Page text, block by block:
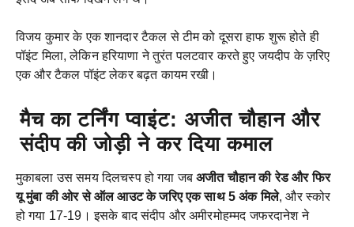
विजय कुमार के एक शानदार टैकल से टीम को दूसरा हाफ शुरू होते ही
पॉइंट मिला, लेकिन हरियाणा ने तुरंत पलटवार करते हुए जयदीप के ज़रिए
एक और टैकल पॉइंट लेकर बढ़त कायम रखी।
मैच का टर्निंग प्वाइंट: अजीत चौहान और
संदीप की जोड़ी ने कर दिया कमाल
मुकाबला उस समय दिलचस्प हो गया जबअजीत चौहान की रेड और फिर
यू मुंबा की ओर से ऑल आउट के जरिए एक साथ 5 अंक मिले, और स्कोर
हो गया 17-19। इसके बाद संदीप और अमीरमोहम्मद जफरदानेश ने